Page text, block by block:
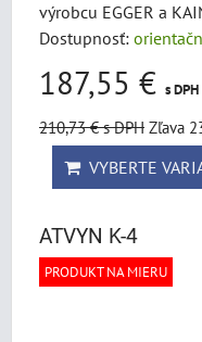
výrobcu EGGER a
Dostupnosť:
187,55 € s DPH
210,73 €s DPH Zľava
VYBERTE
ATVYN K-4
PRODUKT NA MIERU